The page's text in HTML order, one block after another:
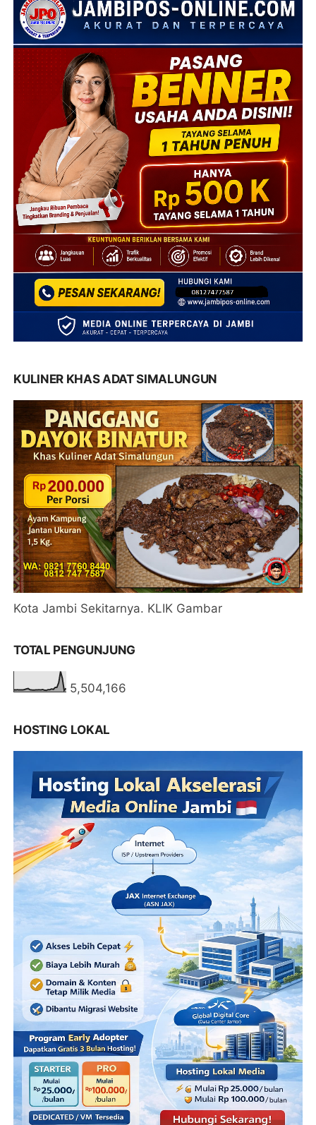
KULINER KHAS ADAT SIMALUNGUN
Kota Jambi Sekitarnya. KLIK Gambar
TOTAL PENGUNJUNG
5,504,166
HOSTING LOKAL